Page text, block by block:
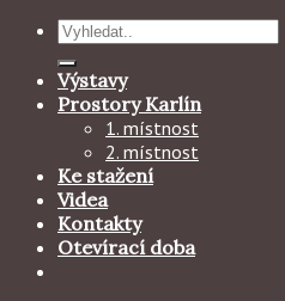
Hledat:
Výstavy
Prostory Karlín
1. místnost
2. místnost
Ke stažení
Videa
Kontakty
Otevírací doba